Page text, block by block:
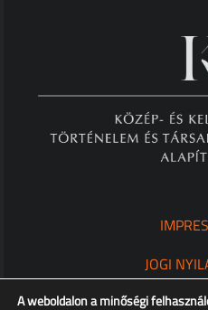
JOGI
A weboldalon a minőségi